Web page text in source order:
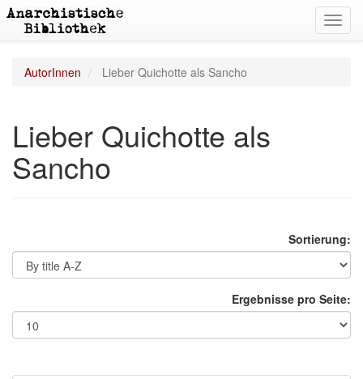
AutorInnen Lieber Quichotte als Sancho
Lieber Quichotte als
Sancho
Sortierung:
Ergebnisse pro Seite: